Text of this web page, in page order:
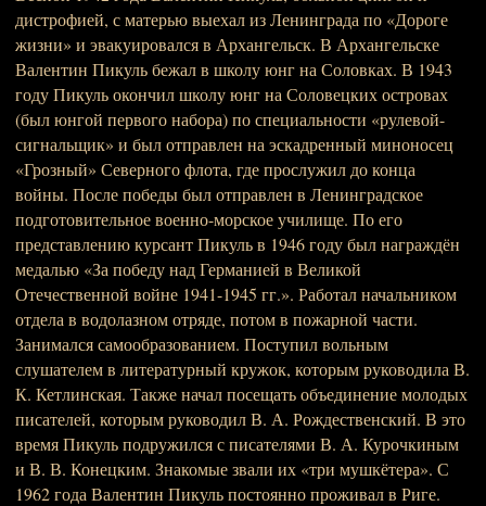
дистрофией, с матерью выехал из Ленинграда по «Дороге
жизни» и эвакуировался в Архангельск. В Архангельске
Валентин Пикуль бежал в школу юнг на Соловках. В 1943
году Пикуль окончил школу юнг на Соловецких островах
(был юнгой первого набора) по специальности «рулевой-
сигнальщик» и был отправлен на эскадренный миноносец
«Грозный» Северного флота, где прослужил до конца
войны. После победы был отправлен в Ленинградское
подготовительное военно-морское училище. По его
представлению курсант Пикуль в 1946 году был награждён
медалью «За победу над Германией в Великой
Отечественной войне 1941-1945 гг.». Работал начальником
отдела в водолазном отряде, потом в пожарной части.
Занимался самообразованием. Поступил вольным
слушателем в литературный кружок, которым руководила В.
К. Кетлинская. Также начал посещать объединение молодых
писателей, которым руководил В. А. Рождественский. В это
время Пикуль подружился с писателями В. А. Курочкиным
и В. В. Конецким. Знакомые звали их «три мушкётера». С
1962 года Валентин Пикуль постоянно проживал в Риге.